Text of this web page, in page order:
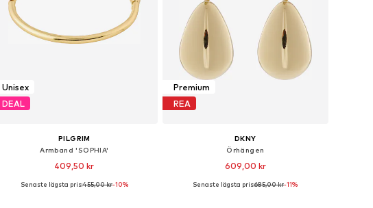
Unisex
DEAL
PILGRIM
Armband 'SOPHIA'
409,50 kr
Tillgängliga storlekar: One Size
Senaste lägsta pris:455,00 kr-10%
Premium
REA
DKNY
Örhängen
609,00 kr
Tillgängliga storlekar: One Size
Senaste lägsta pris:685,00 kr-11%